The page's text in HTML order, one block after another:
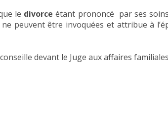
le divorceétant prononcé par ses
peuvent être invoquées et attribue à
devant le Juge aux affaires